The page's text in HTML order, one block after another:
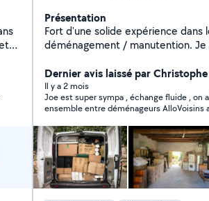
Présentation
Fort d'une solide expérience dans
déménagement / manutention.
moment, je me tiens prêt à vous
N'hésitez pas à me contacter pour
Dernier avis laissé par
Il y a 2 mois
Joe est super sympa , échange fluide , on
ensemble entre déménageurs AlloVoisins